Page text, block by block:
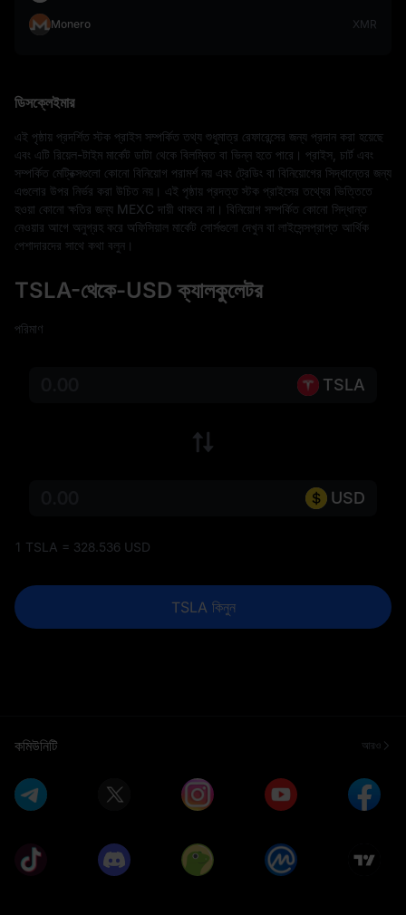
Monero XMR
ডিসক্লেইমার
এই পৃষ্ঠায় প্রদর্শিত স্টক প্রাইস সম্পর্কিত তথ্য শুধুমাত্র রেফারেন্সের জন্য প্রদান করা হয়েছে
এবং এটি রিয়েল-টাইম মার্কেট ডাটা থেকে বিলম্বিত বা ভিন্ন হতে পারে। প্রাইস, চার্ট এবং
সম্পর্কিত মেট্রিক্সগুলো কোনো বিনিয়োগ পরামর্শ নয় এবং ট্রেডিং বা বিনিয়োগের সিদ্ধান্তের জন্য
এগুলোর উপর নির্ভর করা উচিত নয়। এই পৃষ্ঠায় প্রদত্ত স্টক প্রাইসের তথ্যের ভিত্তিতে
হওয়া কোনো ক্ষতির জন্য MEXC দায়ী থাকবে না। বিনিয়োগ সম্পর্কিত কোনো সিদ্ধান্ত
নেওয়ার আগে অনুগ্রহ করে অফিসিয়াল মার্কেট সোর্সগুলো দেখুন বা লাইসেন্সপ্রাপ্ত আর্থিক
পেশাদারদের সাথে কথা বলুন।
TSLA-থেকে-USD ক্যালকুলেটর
পরিমাণ
TSLA
USD
1 TSLA = 328.536 USD
TSLA কিনুন
কমিউনিটি আরও